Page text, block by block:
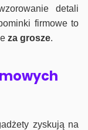
detali
firmowe to
za grosze.
zyskują na